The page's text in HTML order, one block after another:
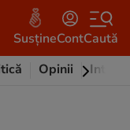
SusțineContCaută
Opinii